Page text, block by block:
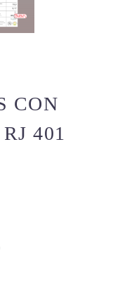
CON
401